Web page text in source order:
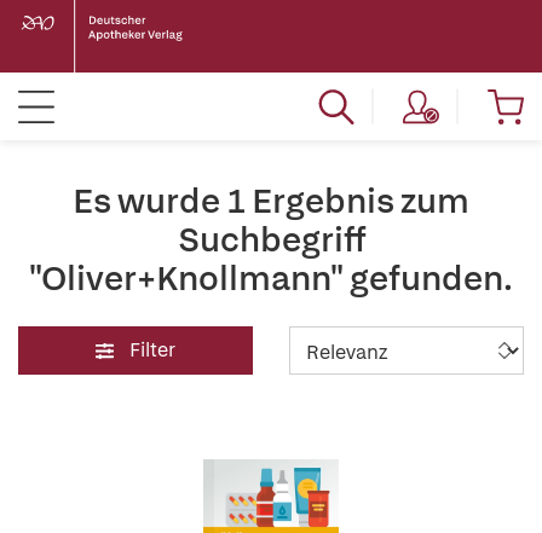
Es wurde 1 Ergebnis zum
Suchbegriff
"Oliver+Knollmann" gefunden.
Filter